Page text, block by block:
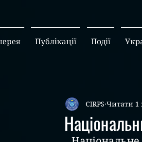
Публікації Події
CIRPS Читати 1